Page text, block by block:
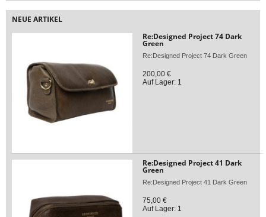
NEUE ARTIKEL
Re:Designed Project 74 Dark
Green
Re:Designed Project 74 Dark Green
200,00 €
Auf Lager: 1
Re:Designed Project 41 Dark
Green
Re:Designed Project 41 Dark Green
75,00 €
Auf Lager: 1